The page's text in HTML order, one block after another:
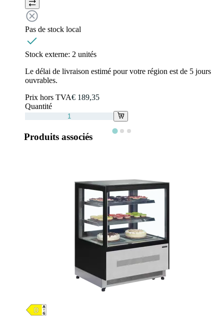
Pas de stock local
Stock externe: 2 unités
Le délai de livraison estimé pour votre région est de 5 jours
ouvrables.
Prix hors TVA€ 189,35
Quantité
Produits associés